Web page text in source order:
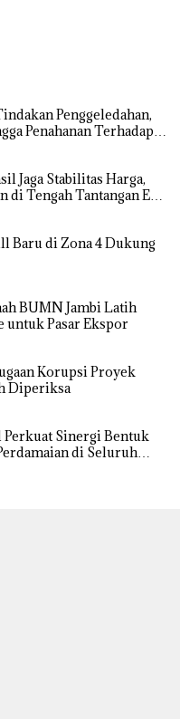
Penggeledahan,
Penahanan Terhadap
Jaga Stabilitas Harga,
di Tengah Tantangan El
Baru di Zona 4 Dukung
BUMN Jambi Latih
untuk Pasar Ekspor
Korupsi Proyek
Diperiksa
Sinergi Bentuk
di Seluruh